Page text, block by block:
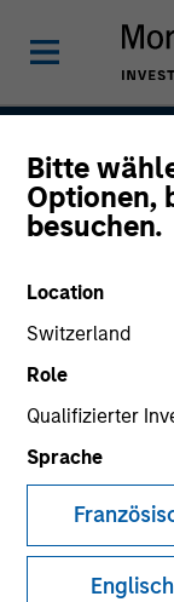
Bitte
Optionen,
besuchen.
Location
Switzerland
Role
Qualifizierter
Sprache
Englisch
Strategy
Strategy Inception
May 2022
Asset Class